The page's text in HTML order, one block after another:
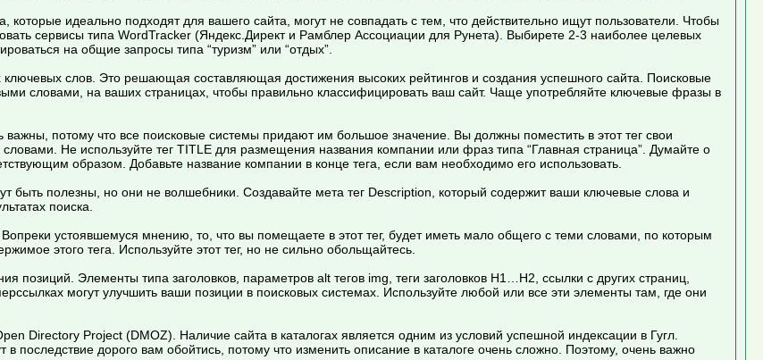
идеально подходят для вашего сайта, могут не совпадать с тем, что действительно ищут пользователи. Чтобы
сервисы типа WordTracker (Яндекс.Директ и Рамблер Ассоциации для Рунета). Выбирете 2-3 наиболее целевых
на общие запросы типа “туризм” или “отдых”.
ключевых слов. Это решающая составляющая достижения высоких рейтингов и создания успешного сайта. Поисковые
словами, на ваших страницах, чтобы правильно классифицировать ваш сайт. Чаще употребляйте ключевые фразы в
важны, потому что все поисковые системы придают им большое значение. Вы должны поместить в этот тег свои
Не используйте тег TITLE для размещения названия компании или фраз типа “Главная страница”. Думайте о
образом. Добавьте название компании в конце тега, если вам необходимо его использовать.
быть полезны, но они не волшебники. Создавайте мета тег Description, который содержит ваши ключевые слова и
поиска.
устоявшемуся мнению, то, что вы помещаете в этот тег, будет иметь мало общего с теми словами, по которым
этого тега. Используйте этот тег, но не сильно обольщайтесь.
позиций. Элементы типа заголовков, параметров alt тегов img, теги заголовков Н1…Н2, ссылки с других страниц,
могут улучшить ваши позиции в поисковых системах. Используйте любой или все эти элементы там, где они
Directory Project (DMOZ). Наличие сайта в каталогах является одним из условий успешной индексации в Гугл.
последствие дорого вам обойтись, потому что изменить описание в каталоге очень сложно. Поэтому, очень важно